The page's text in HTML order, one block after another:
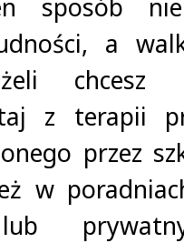
sposób
a
chcesz
z terapii
przez
w
lub